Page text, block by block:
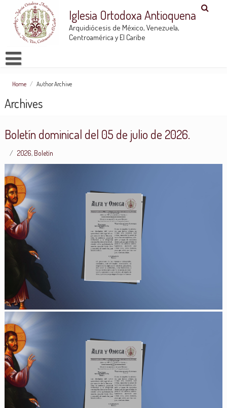
Iglesia Ortodoxa Antioquena
Arquidiócesis de México, Venezuela,
Centroamérica y El Caribe
Home / Author Archive
Archives
Boletín dominical del 05 de julio de 2026.
2026, Boletín